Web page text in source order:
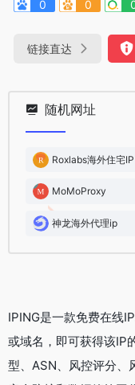
0
0
链接直达
随机网址
Roxlabs海外住宅IP
MoMoProxy
神龙海外代理ip
IPING是一款免费在线
或域名，即可获得该IP
型、ASN、风控评分、